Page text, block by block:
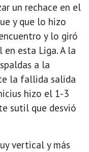
un rechace en el
y que lo hizo
y lo giró
esta Liga. A la
a la
la fallida salida
hizo el 1-3
sutil que desvió
vertical y más